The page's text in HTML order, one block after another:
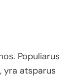
Populiarus
yra atsparus